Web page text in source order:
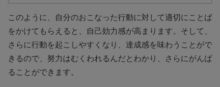
このように、自分のおこなった行動に対して適切にことば
をかけてもらえると、自己効力感が高まります。そして、
さらに行動を起こしやすくなり、達成感を味わうことがで
きるので、努力はむくわれるんだとわかり、さらにがんば
ることができます。